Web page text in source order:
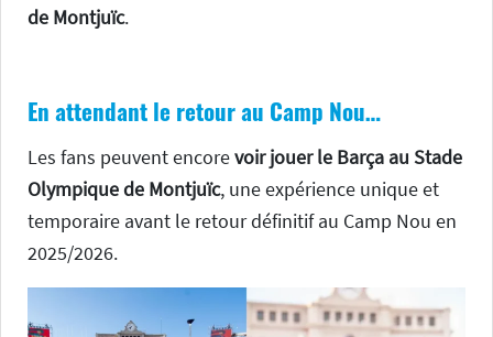
de Montjuïc.
En attendant le retour au Camp Nou…
Les fans peuvent encorevoir jouer le Barça au Stade
Olympique de Montjuïc, une expérience unique et
temporaire avant le retour définitif au Camp Nou en
2025/2026.